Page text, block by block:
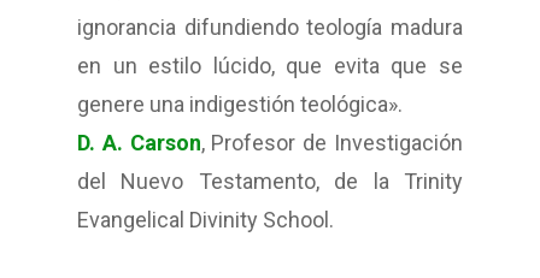
ignorancia difundiendo teología madura
en un estilo lúcido, que evita que se
genere una indigestión teológica».
D. A. Carson, Profesor de Investigación
del Nuevo Testamento, de la Trinity
Evangelical Divinity School.